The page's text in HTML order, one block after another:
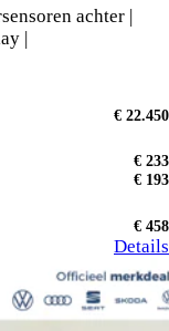
achter |
|
€ 22.450
€ 233
€ 193
€ 458
Details